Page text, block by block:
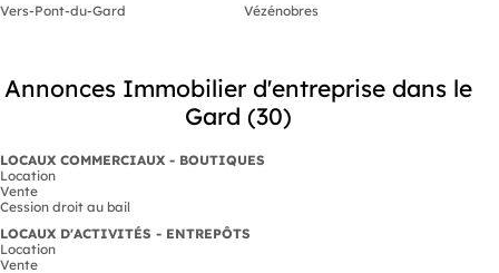
Vers-Pont-du-Gard
Vézénobres
Annonces Immobilier d'entreprise dans le
Gard (30)
LOCAUX COMMERCIAUX - BOUTIQUES
Location
Vente
Cession droit au bail
LOCAUX D'ACTIVITÉS - ENTREPÔTS
Location
Vente